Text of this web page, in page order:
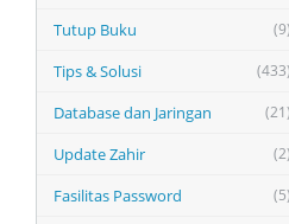
(9)
Tutup Buku
(433)
Tips & Solusi
(21)
Database dan Jaringan
(2)
Update Zahir
(5)
Fasilitas Password